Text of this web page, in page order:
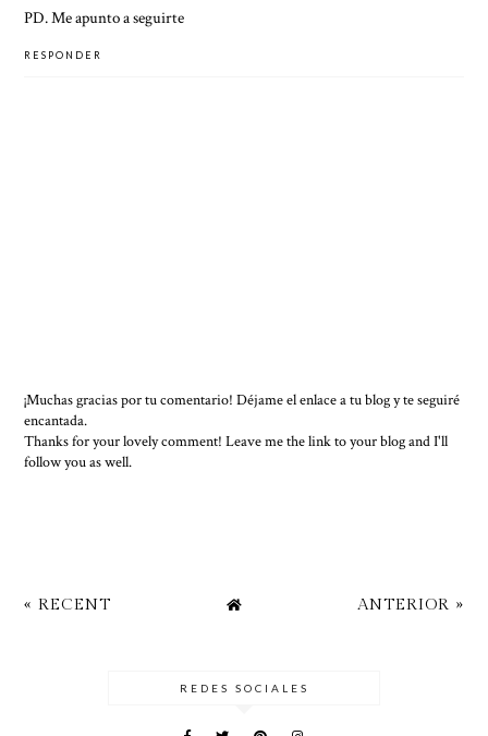
PD. Me apunto a seguirte
RESPONDER
¡Muchas gracias por tu comentario! Déjame el enlace a tu blog y te seguiré
encantada.
Thanks for your lovely comment! Leave me the link to your blog and I'll
follow you as well.
« RECENT ANTERIOR »
REDES SOCIALES